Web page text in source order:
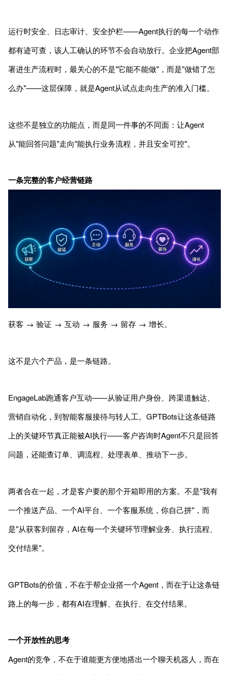
运行时安全、日志审计、安全护栏——Agent执行的每一个动作
都有迹可查，该人工确认的环节不会自动放行。企业把Agent部
署进生产流程时，最关心的不是"它能不能做"，而是"做错了怎
么办"——这层保障，就是Agent从试点走向生产的准入门槛。
这些不是独立的功能点，而是同一件事的不同面：让Agent
从"能回答问题"走向"能执行业务流程，并且安全可控"。
一条完整的客户经营链路
获客 → 验证 → 互动 → 服务 → 留存 → 增长。
这不是六个产品，是一条链路。
EngageLab跑通客户互动——从验证用户身份、跨渠道触达、
营销自动化，到智能客服接待与转人工。GPTBots让这条链路
上的关键环节真正能被AI执行——客户咨询时Agent不只是回答
问题，还能查订单、调流程、处理表单、推动下一步。
两者合在一起，才是客户要的那个开箱即用的方案。不是"我有
一个推送产品、一个AI平台、一个客服系统，你自己拼"，而
是"从获客到留存，AI在每一个关键环节理解业务、执行流程、
交付结果"。
GPTBots的价值，不在于帮企业搭一个Agent，而在于让这条链
路上的每一步，都有AI在理解、在执行、在交付结果。
一个开放性的思考
Agent的竞争，不在于谁能更方便地搭出一个聊天机器人，而在